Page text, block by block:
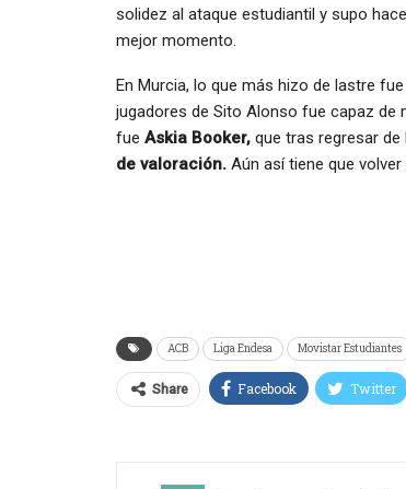
solidez al ataque estudiantil y supo
mejor momento.
En Murcia, lo que más hizo de lastre
jugadores de Sito Alonso fue capaz de
fue Askia Booker, que tras regresar
de valoración. Aún así tiene que
ACB Liga Endesa Movistar Estudiantes
Share Facebook Twitter